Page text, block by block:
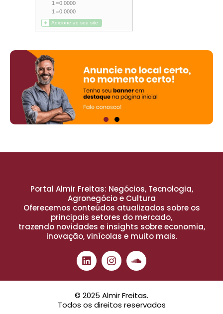
Portal Almir Freitas: Negócios, Tecnologia,
Agronegócio e Cultura
Oferecemos conteúdos atualizados sobre os
principais setores do mercado,
trazendo novidades e insights sobre economia,
inovação, vinícolas e muito mais.
© 2025 Almir Freitas.
Todos os direitos reservados